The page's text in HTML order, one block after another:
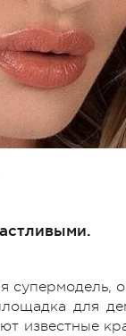
супермодель,
для
известные